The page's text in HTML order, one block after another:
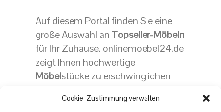
Cookie-Zustimmung verwalten
Auf diesem Portal finden Sie eine
große Auswahl an Topseller-Möbeln
für Ihr Zuhause. onlinemoebel24.de
zeigt Ihnen hochwertige
Möbelstücke zu erschwinglichen
und Stil verleihen. Bestellen Sie